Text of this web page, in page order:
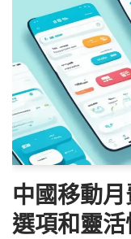
中國移動
選項和靈活